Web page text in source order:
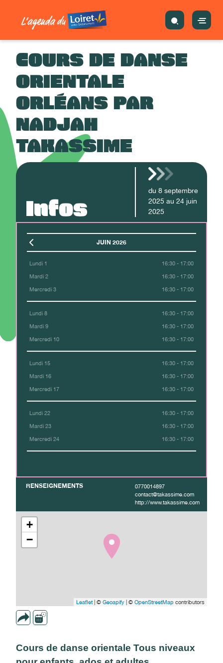
COURS DE DANSE
ORIENTALE
ORLÉANS PAR
NADJAH
TAKASSIME
Infos
du 8 septembre
2025 au 24 juin
2025
JUIN 2026
Lundi 1 16:30 - 17:00
Mardi 2 16:30 - 17:00
Mercredi 3 16:30 - 17:00
Lundi 8 16:30 - 17:00
Mardi 9 16:30 - 17:00
Mercredi 10 16:30 - 17:00
Lundi 15 16:30 - 17:00
Mardi 16 16:30 - 17:00
Mercredi 17 16:30 - 17:00
Lundi 22 16:30 - 17:00
Mardi 23 16:30 - 17:00
Mercredi 24 16:30 - 17:00
RENSEIGNEMENTS
0770014897
contact@takassime.com
http://www.takassime.com
+
−
Leaflet| © Geoapify | © OpenStreetMap contributors
Cours de danse orientale Tous niveaux